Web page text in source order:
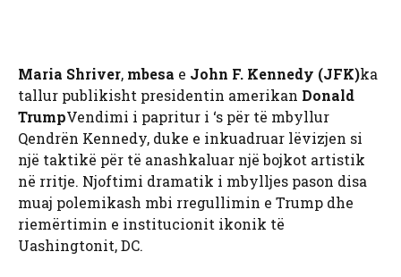
Maria Shriver, mbesa e John F. Kennedy (JFK)ka
tallur publikisht presidentin amerikan Donald
TrumpVendimi i papritur i ‘s për të mbyllur
Qendrën Kennedy, duke e inkuadruar lëvizjen si
një taktikë për të anashkaluar një bojkot artistik
në rritje. Njoftimi dramatik i mbylljes pason disa
muaj polemikash mbi rregullimin e Trump dhe
riemërtimin e institucionit ikonik të
Uashingtonit, DC.